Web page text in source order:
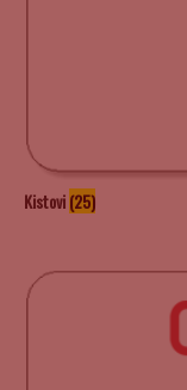
Kistovi(25)